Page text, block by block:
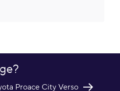
Proace City Verso